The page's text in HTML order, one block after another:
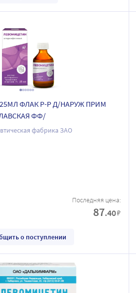
ФЛАК Р-Р Д/НАРУЖ ПРИМ
ФФ/
фабрика ЗАО
Последняя цена:
87.40₽
о поступлении